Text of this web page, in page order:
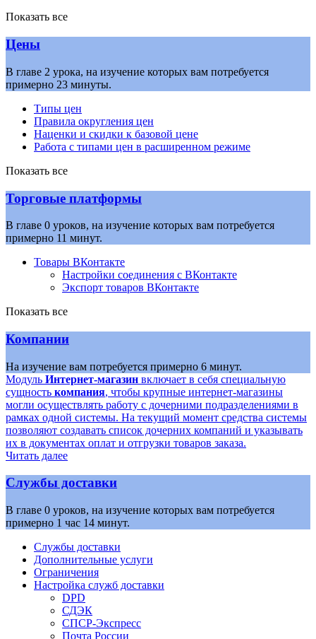
Показать все
Цены
В главе 2 урока, на изучение которых вам потребуется
примерно 23 минуты.
Типы цен
Правила округления цен
Наценки и скидки к базовой цене
Работа с типами цен в расширенном режиме
Показать все
Торговые платформы
В главе 0 уроков, на изучение которых вам потребуется
примерно 11 минут.
Товары ВКонтакте
Настройки соединения с ВКонтакте
Экспорт товаров ВКонтакте
Показать все
Компании
На изучение вам потребуется примерно 6 минут.
Модуль Интернет-магазин включает в себя специальную
сущность компания, чтобы крупные интернет-магазины
могли осуществлять работу с дочерними подразделениями в
рамках одной системы. На текущий момент средства системы
позволяют создавать список дочерних компаний и указывать
их в документах оплат и отгрузки товаров заказа.
Читать далее
Службы доставки
В главе 0 уроков, на изучение которых вам потребуется
примерно 1 час 14 минут.
Службы доставки
Дополнительные услуги
Ограничения
Настройка служб доставки
DPD
СДЭК
СПСР-Экспресс
Почта России